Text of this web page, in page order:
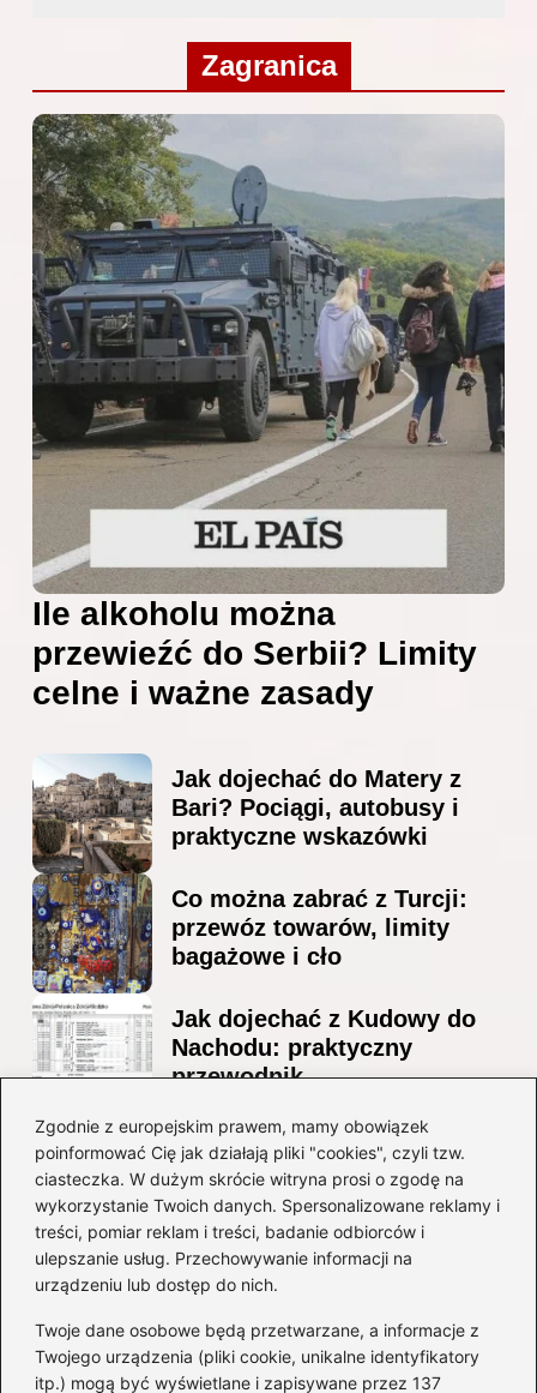
Zgodnie z europejskim prawem, mamy obowiązek
poinformować Cię jak działają pliki "cookies", czyli tzw.
ciasteczka. W dużym skrócie witryna prosi o zgodę na
wykorzystanie Twoich danych. Spersonalizowane reklamy i
treści, pomiar reklam i treści, badanie odbiorców i
ulepszanie usług. Przechowywanie informacji na
urządzeniu lub dostęp do nich.
Twoje dane osobowe będą przetwarzane, a informacje z
Twojego urządzenia (pliki cookie, unikalne identyfikatory
itp.) mogą być wyświetlane i zapisywane przez 137
Zagranica
Ile alkoholu można
przewieźć do Serbii? Limity
celne i ważne zasady
Jak dojechać do Matery z
Bari? Pociągi, autobusy i
praktyczne wskazówki
Co można zabrać z Turcji:
przewóz towarów, limity
bagażowe i cło
Jak dojechać z Kudowy do
Nachodu: praktyczny
przewodnik
Ile alkoholu można
przewieźć z Albanii?
Przewodnik po przepisach i
ograniczeniach
Kategorie
Ciekawostki(8)
Kultura i tradycje(10)